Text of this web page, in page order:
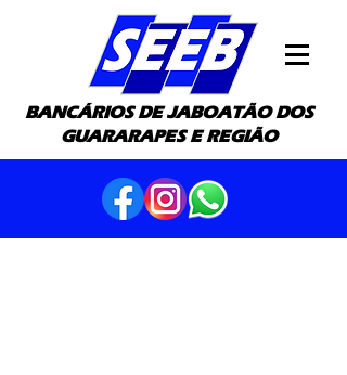
BANCÁRIOS DE JABOATÃO DOS
GUARARAPES E REGIÃO